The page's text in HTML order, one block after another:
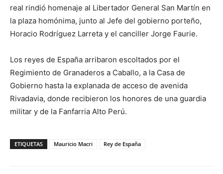
real rindió homenaje al Libertador General San Martín en
la plaza homónima, junto al Jefe del gobierno porteño,
Horacio Rodríguez Larreta y el canciller Jorge Faurie.
Los reyes de España arribaron escoltados por el
Regimiento de Granaderos a Caballo, a la Casa de
Gobierno hasta la explanada de acceso de avenida
Rivadavia, donde recibieron los honores de una guardia
militar y de la Fanfarria Alto Perú.
ETIQUETAS Mauricio Macri Rey de España